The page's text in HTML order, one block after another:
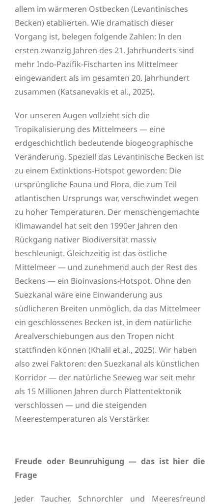
allem im wärmeren Ostbecken (Levantinisches
Becken) etablierten. Wie dramatisch dieser
Vorgang ist, belegen folgende Zahlen: In den
ersten zwanzig Jahren des 21. Jahrhunderts sind
mehr Indo-Pazifik-Fischarten ins Mittelmeer
eingewandert als im gesamten 20. Jahrhundert
zusammen (Katsanevakis et al., 2025).
Vor unseren Augen vollzieht sich die
Tropikalisierung des Mittelmeers — eine
erdgeschichtlich bedeutende biogeographische
Veränderung. Speziell das Levantinische Becken ist
zu einem Extinktions-Hotspot geworden: Die
ursprüngliche Fauna und Flora, die zum Teil
atlantischen Ursprungs war, verschwindet wegen
zu hoher Temperaturen. Der menschengemachte
Klimawandel hat seit den 1990er Jahren den
Rückgang nativer Biodiversität massiv
beschleunigt. Gleichzeitig ist das östliche
Mittelmeer — und zunehmend auch der Rest des
Beckens — ein Bioinvasions-Hotspot. Ohne den
Suezkanal wäre eine Einwanderung aus
südlicheren Breiten unmöglich, da das Mittelmeer
ein geschlossenes Becken ist, in dem natürliche
Arealverschiebungen aus den Tropen nicht
stattfinden können (Khalil et al., 2025). Wir haben
also zwei Faktoren: den Suezkanal als künstlichen
Korridor — der natürliche Seeweg war seit mehr
als 15 Millionen Jahren durch Plattentektonik
verschlossen — und die steigenden
Meerestemperaturen als Verstärker.
Freude oder Beunruhigung — das ist hier die
Frage
Jeder Taucher, Schnorchler und Meeresfreund